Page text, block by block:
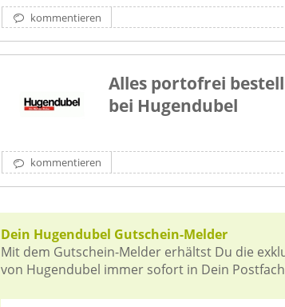
kommentieren
Alles portofrei
bei Hugendubel
kommentieren
Dein Hugendubel Gutschein-Melder
Mit dem Gutschein-Melder erhältst Du die
von Hugendubel immer sofort in Dein